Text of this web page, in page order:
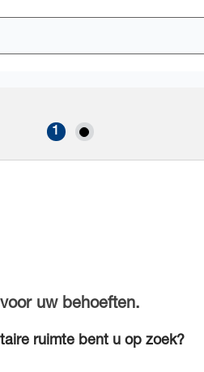
uw behoeften.
ruimte bent u op zoek?